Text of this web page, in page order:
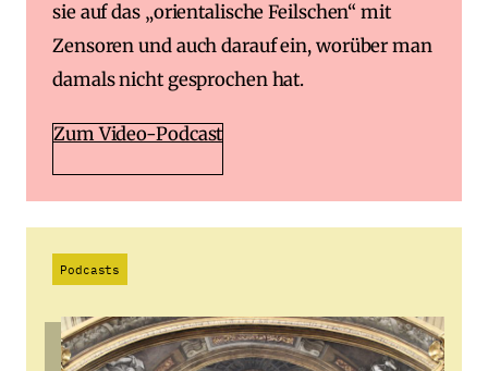
sie auf das „orientalische Feilschen“ mit
Zensoren und auch darauf ein, worüber man
damals nicht gesprochen hat.
Zum Video-Podcast
Podcasts